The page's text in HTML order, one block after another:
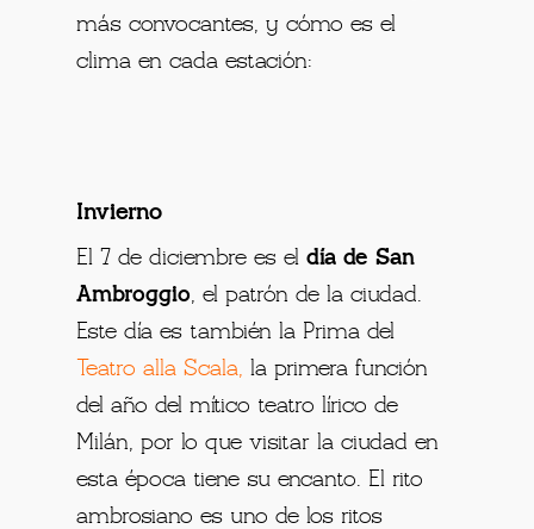
más convocantes, y cómo es el
clima en cada estación:
Invierno
El 7 de diciembre es eldía de San
Ambroggio, el patrón de la ciudad.
Este día es también la Prima del
Teatro alla Scala, la primera función
del año del mítico teatro lírico de
Milán, por lo que visitar la ciudad en
esta época tiene su encanto. El rito
ambrosiano es uno de los ritos